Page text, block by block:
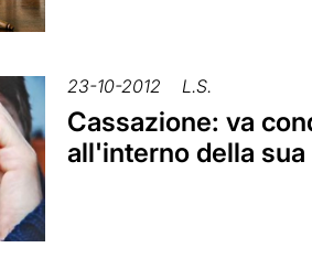
23-10-2012 L.S.
Cassazione: va
all'interno della sua